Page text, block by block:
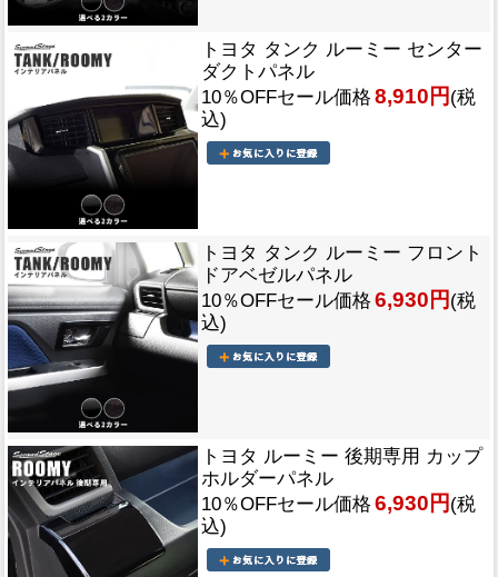
トヨタ タンク ルーミー センター
ダクトパネル
10％OFFセール価格 8,910円 (税
込)
トヨタ タンク ルーミー フロント
ドアベゼルパネル
10％OFFセール価格 6,930円 (税
込)
トヨタ ルーミー 後期専用 カップ
ホルダーパネル
10％OFFセール価格 6,930円 (税
込)